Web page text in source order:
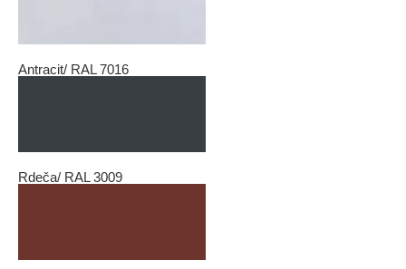
Antracit/ RAL 7016
Rdeča/ RAL 3009